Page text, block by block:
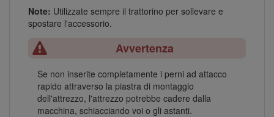
Note: Utilizzate sempre il trattorino per sollevare e
spostare l'accessorio.
Avvertenza
Se non inserite completamente i perni ad attacco
rapido attraverso la piastra di montaggio
dell'attrezzo, l'attrezzo potrebbe cadere dalla
macchina, schiacciando voi o gli astanti.